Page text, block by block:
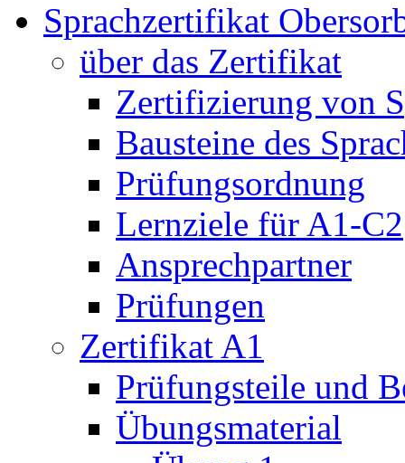
Sprachzertifikat
über das Zertifikat
Zertifizierung von
Bausteine des
Prüfungsordnung
Lernziele für A1-C2
Ansprechpartner
Prüfungen
Zertifikat A1
Prüfungsteile und
Übungsmaterial